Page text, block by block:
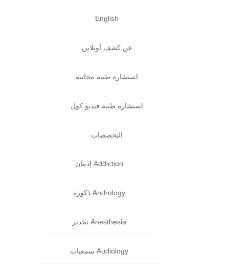
English
عن كشف أونلاين
استشارة طبية مجانية
استشارة طبية فيديو كول
التخصصات
Addiction إدمان‏
Andrology ذكورة‏
Anesthesia تخدير‏
Audiology سمعيات